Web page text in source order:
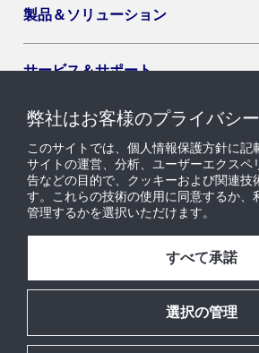
製品＆ソリューション
サービス＆サポート
導入セグメント
ニュース & インサイト
採用情報
当社について
弊社はお客様のプライバシ
このサイトでは、個人情報保護方針に記
サイトの運営、分析、ユーザーエクスペ
告などの目的で、クッキーおよび関連技
す。これらの技術の使用に同意するか、
管理するかを選択いただけます。
選択の管理
すべて承諾